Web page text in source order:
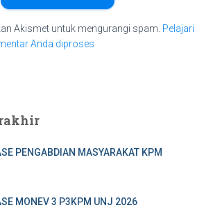
Akismet untuk mengurangi spam. Pelajari
Anda diproses
PENGABDIAN MASYARAKAT KPM
MONEV 3 P3KPM UNJ 2026